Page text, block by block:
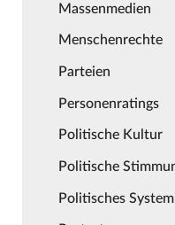
Massenmedien
Menschenrechte
Parteien
Personenratings
Politische Kultur
Politische
Politisches System